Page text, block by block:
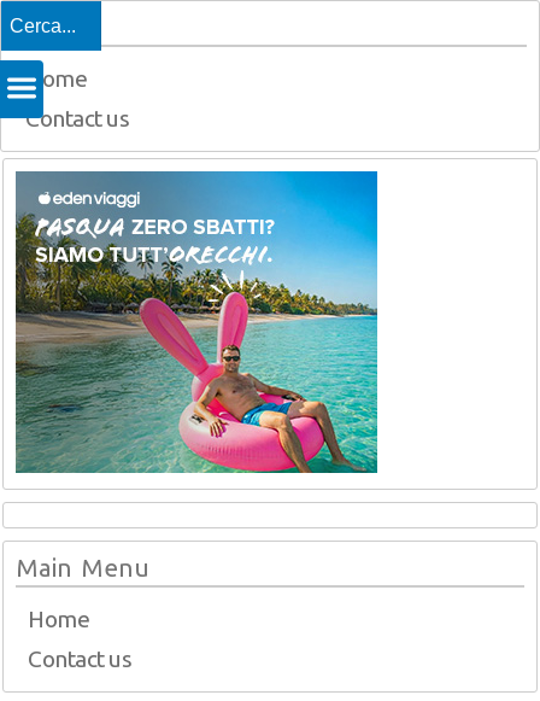
Top
Home
Contact us
Main Menu
Home
Contact us